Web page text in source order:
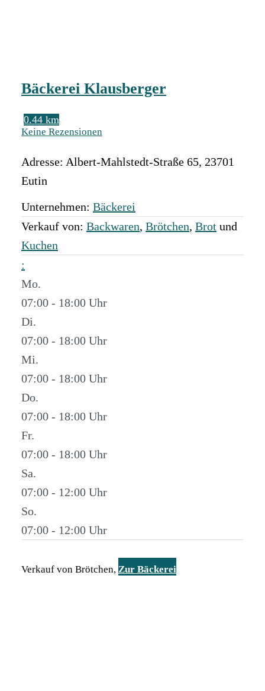
Bäckerei Klausberger
0.44 km
Keine Rezensionen
Adresse: Albert-Mahlstedt-Straße 65, 23701
Eutin
Unternehmen: Bäckerei
Verkauf von: Backwaren, Brötchen, Brot und
Kuchen
:
Mo.
07:00 - 18:00
Di.
07:00 - 18:00
Mi.
07:00 - 18:00
Do.
07:00 - 18:00
Fr.
07:00 - 18:00
Sa.
07:00 - 12:00
So.
07:00 - 12:00
Verkauf von Brötchen, Zur Bäckerei